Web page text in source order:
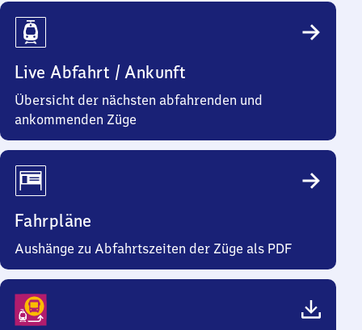
Reiseinfos
Live Abfahrt / Ankunft
Übersicht der nächsten abfahrenden und
ankommenden Züge
Fahrpläne
Aushänge zu Abfahrtszeiten der Züge als PDF